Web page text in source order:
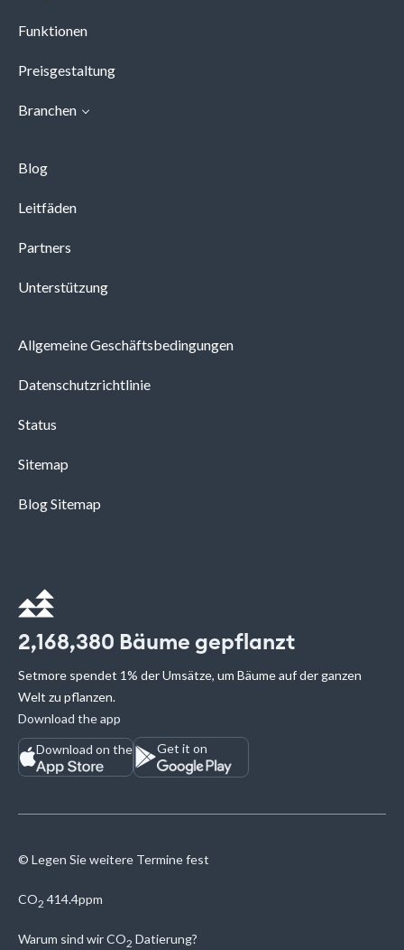
Funktionen
Preisgestaltung
Branchen
Blog
Leitfäden
Partners
Unterstützung
Allgemeine Geschäftsbedingungen
Datenschutzrichtlinie
Status
Sitemap
Blog Sitemap
2,168,380 Bäume gepflanzt
Setmore spendet 1% der Umsätze, um Bäume auf der ganzen
Welt zu pflanzen.
Download the app
Download on the
Get it on
© Legen Sie weitere Termine fest
CO2 414.4ppm
Warum sind wirCO2 Datierung?